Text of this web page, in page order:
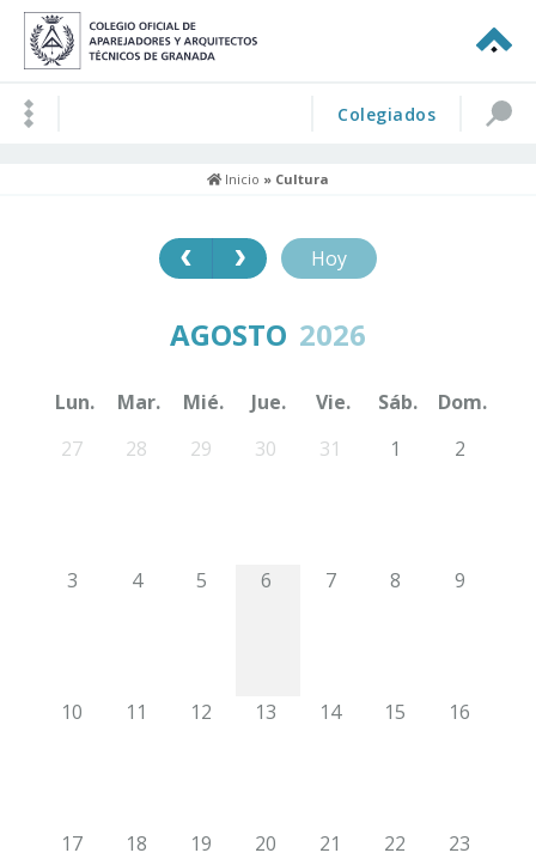
Colegiados
Inicio » Cultura
Hoy
AGOSTO 2026
Lun. Mar. Mié. Jue. Vie. Sáb.
Dom.
27
28 29 30 31 1 2
3 4 5 6 7 8 9
10 11 12 13 14 15 16
17 18 19 20 21 22 23